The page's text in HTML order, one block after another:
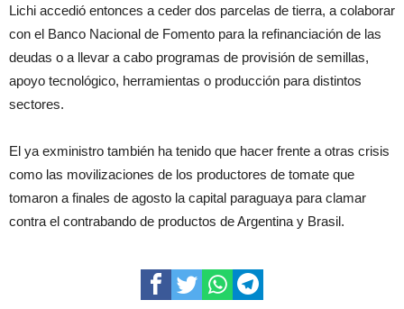
Lichi accedió entonces a ceder dos parcelas de tierra, a colaborar
con el Banco Nacional de Fomento para la refinanciación de las
deudas o a llevar a cabo programas de provisión de semillas,
apoyo tecnológico, herramientas o producción para distintos
sectores.
El ya exministro también ha tenido que hacer frente a otras crisis
como las movilizaciones de los productores de tomate que
tomaron a finales de agosto la capital paraguaya para clamar
contra el contrabando de productos de Argentina y Brasil.